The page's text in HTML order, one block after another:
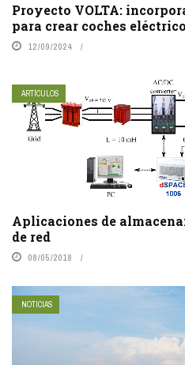
Proyecto VOLTA:
para crear coches
12/09/2024
ARTÍCULOS
Aplicaciones de
de red
08/05/2018
NOTICIAS